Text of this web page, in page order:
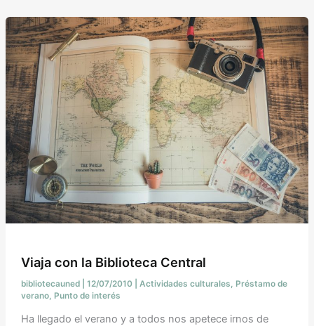
Viaja con la Biblioteca Central
bibliotecauned 12/07/2010 Actividades culturales, Préstamo de
verano, Punto de interés
Ha llegado el verano y a todos nos apetece irnos de